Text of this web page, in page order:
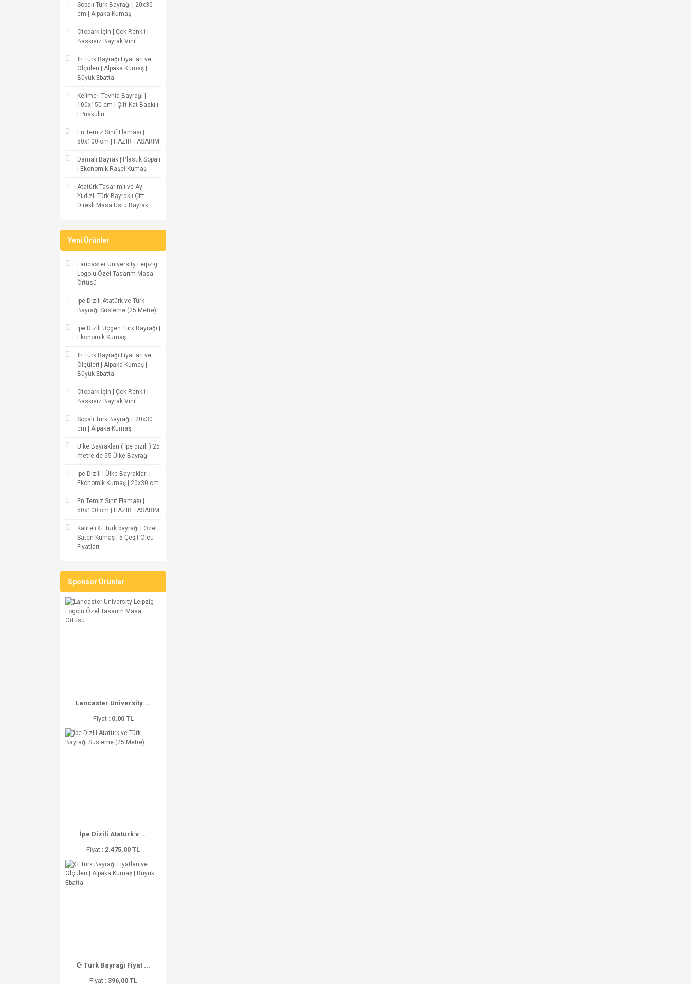
Sopalı Türk Bayrağı | 20x30
cm | Alpaka Kumaş
Otopark İçin | Çok Renkli |
Baskısız Bayrak Vinil
☪ Türk Bayrağı Fiyatları ve
Ölçüleri | Alpaka Kumaş |
Büyük Ebatta
Kelime-i Tevhid Bayrağı |
100x150 cm | Çift Kat Baskılı
| Püsküllü
En Temiz Sınıf Flaması |
50x100 cm | HAZIR TASARIM
Damalı Bayrak | Plastik Sopalı
| Ekonomik Raşel Kumaş
Atatürk Tasarımlı ve Ay
Yıldızlı Türk Bayraklı Çift
Direkli Masa Üstü Bayrak
Yeni Ürünler
Lancaster University Leipzig
Logolu Özel Tasarım Masa
Örtüsü
İpe Dizili Atatürk ve Türk
Bayrağı Süsleme (25 Metre)
İpe Dizili Üçgen Türk Bayrağı |
Ekonomik Kumaş
☪ Türk Bayrağı Fiyatları ve
Ölçüleri | Alpaka Kumaş |
Büyük Ebatta
Otopark İçin | Çok Renkli |
Baskısız Bayrak Vinil
Sopalı Türk Bayrağı | 20x30
cm | Alpaka Kumaş
Ülke Bayrakları ( İpe dizili ) 25
metre de 55 Ülke Bayrağı
İpe Dizili | Ülke Bayrakları |
Ekonomik Kumaş | 20x30 cm
En Temiz Sınıf Flaması |
50x100 cm | HAZIR TASARIM
Kaliteli ☪ Türk bayrağı | Özel
Saten Kumaş | 5 Çeşit Ölçü
Fiyatları
Sponsor Ürünler
Lancaster University ...
Fiyat : 0,00 TL
İpe Dizili Atatürk v ...
Fiyat : 2.475,00 TL
☪ Türk Bayrağı Fiyat ...
Fiyat : 396,00 TL